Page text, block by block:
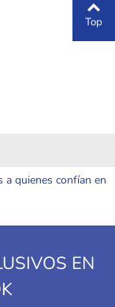
quienes confían en
EN
Top